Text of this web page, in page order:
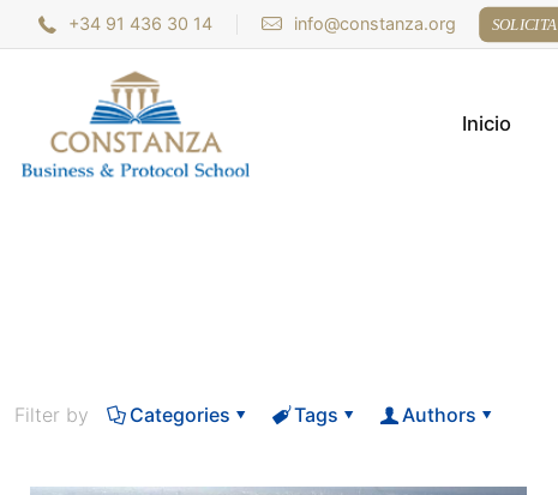
+34 91 436 30 14 info@constanza.org
Inicio
Filter by Categories Tags Authors